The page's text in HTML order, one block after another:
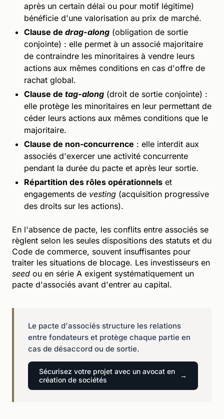
après un certain délai ou pour motif légitime)
bénéficie d'une valorisation au prix de marché.
Clause de drag-along (obligation de sortie
conjointe) : elle permet à un associé majoritaire
de contraindre les minoritaires à vendre leurs
actions aux mêmes conditions en cas d'offre de
rachat global.
Clause de tag-along (droit de sortie conjointe) :
elle protège les minoritaires en leur permettant de
céder leurs actions aux mêmes conditions que le
majoritaire.
Clause de non-concurrence : elle interdit aux
associés d'exercer une activité concurrente
pendant la durée du pacte et après leur sortie.
Répartition des rôles opérationnels et
engagements de vesting (acquisition progressive
des droits sur les actions).
En l'absence de pacte, les conflits entre associés se
règlent selon les seules dispositions des statuts et du
Code de commerce, souvent insuffisantes pour
traiter les situations de blocage. Les investisseurs en
seed ou en série A exigent systématiquement un
pacte d'associés avant d'entrer au capital.
Le pacte d'associés structure les relations
entre fondateurs et protège chaque partie en
cas de désaccord ou de sortie.
Sécurisez votre projet avec un avocat en
création de sociétés